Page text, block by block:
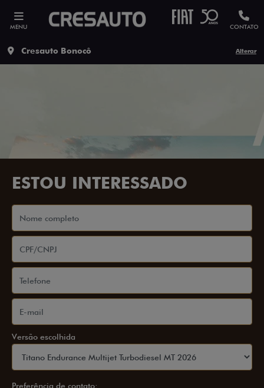
MENU CONTATO
Cresauto Bonocô Alterar
ESTOU INTERESSADO
Versão escolhida
Preferência de contato: